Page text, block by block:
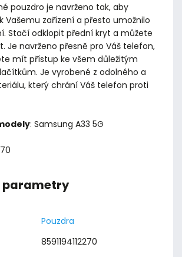
pouzdro je navrženo tak, aby
Vašemu zařízení a přesto umožnilo
Stačí odklopit přední kryt a můžete
Je navrženo přesně pro Váš telefon,
mít přístup ke všem důležitým
Je vyrobené z odolného a
který chrání Váš telefon proti
: Samsung A33 5G
parametry
Pouzdra
8591194112270